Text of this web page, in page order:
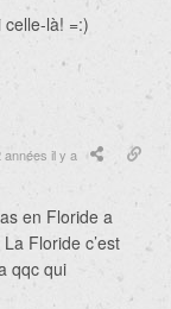
celle-là! =:)
années il y a
en Floride a
Floride c’est
qqc qui